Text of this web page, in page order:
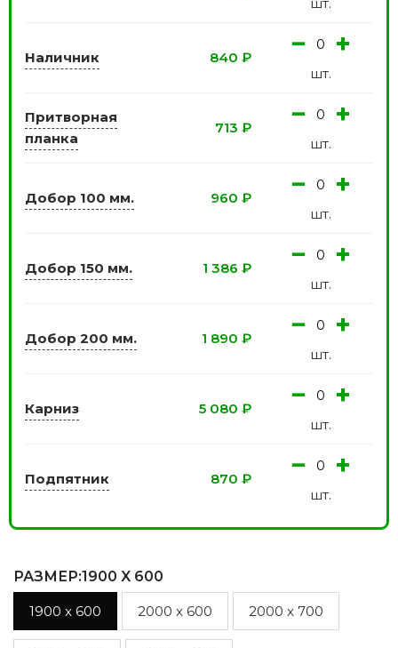
Наличник 840 ₽ − +
шт.
Притворная
планка
713 ₽ − +
шт.
Добор 100 мм. 960 ₽ − +
шт.
Добор 150 мм. 1 386 ₽ − +
шт.
Добор 200 мм. 1 890 ₽ − +
шт.
Карниз 5 080 ₽ − +
шт.
Подпятник 870 ₽ − +
шт.
РАЗМЕР:1900 X 600
1900 x 600 2000 x 600 2000 x 700